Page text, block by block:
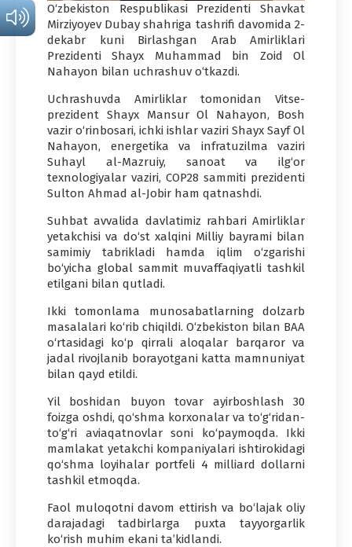
O‘zbekiston Respublikasi Prezidenti Shavkat
Mirziyoyev Dubay shahriga tashrifi davomida 2-
dekabr kuni Birlashgan Arab Amirliklari
Prezidenti Shayx Muhammad bin Zoid Ol
Nahayon bilan uchrashuv o‘tkazdi.
Uchrashuvda Amirliklar tomonidan Vitse-
prezident Shayx Mansur Ol Nahayon, Bosh
vazir o‘rinbosari, ichki ishlar vaziri Shayx Sayf Ol
Nahayon, energetika va infratuzilma vaziri
Suhayl al-Mazruiy, sanoat va ilg‘or
texnologiyalar vaziri, COP28 sammiti prezidenti
Sulton Ahmad al-Jobir ham qatnashdi.
Suhbat avvalida davlatimiz rahbari Amirliklar
yetakchisi va do‘st xalqini Milliy bayrami bilan
samimiy tabrikladi hamda iqlim o‘zgarishi
bo‘yicha global sammit muvaffaqiyatli tashkil
etilgani bilan qutladi.
Ikki tomonlama munosabatlarning dolzarb
masalalari ko‘rib chiqildi. O‘zbekiston bilan BAA
o‘rtasidagi ko‘p qirrali aloqalar barqaror va
jadal rivojlanib borayotgani katta mamnuniyat
bilan qayd etildi.
Yil boshidan buyon tovar ayirboshlash 30
foizga oshdi, qo‘shma korxonalar va to‘g‘ridan-
to‘g‘ri aviaqatnovlar soni ko‘paymoqda. Ikki
mamlakat yetakchi kompaniyalari ishtirokidagi
qo‘shma loyihalar portfeli 4 milliard dollarni
tashkil etmoqda.
Faol muloqotni davom ettirish va bo‘lajak oliy
darajadagi tadbirlarga puxta tayyorgarlik
ko‘rish muhim ekani ta’kidlandi.